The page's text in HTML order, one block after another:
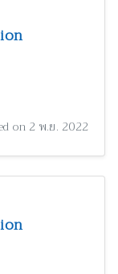
on 2 พ.ย. 2022